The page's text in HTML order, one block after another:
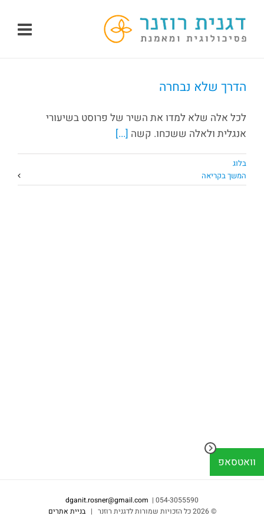
לתוכן
הדרך שלא נבחרה
לכל אלה שלא למדו את השיר של פרוסט בשיעורי
אנגלית ולאלה ששכחו. קשה [...]
בלוג
המשך בקריאה
054-3055590 |
dganit.rosner@gmail.com
©2026 כל הזכויות שמורות לדגנית רוזנר | בניית אתרים
וואטסאפ